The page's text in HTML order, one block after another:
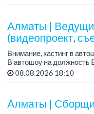
Алматы |
(видеопроект,
Внимание, кастинг в
В автошоу на должность
парни. А также авто
08.08.2026 18:10
Алматы |